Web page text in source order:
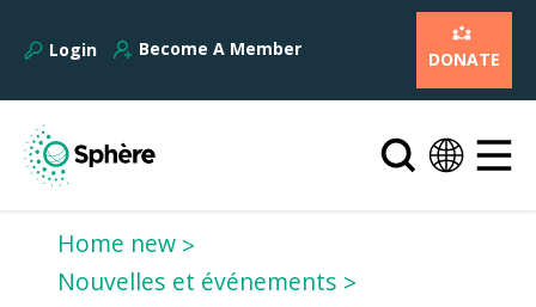
Login Become A Member DONATE
Home new
Nouvelles et événements